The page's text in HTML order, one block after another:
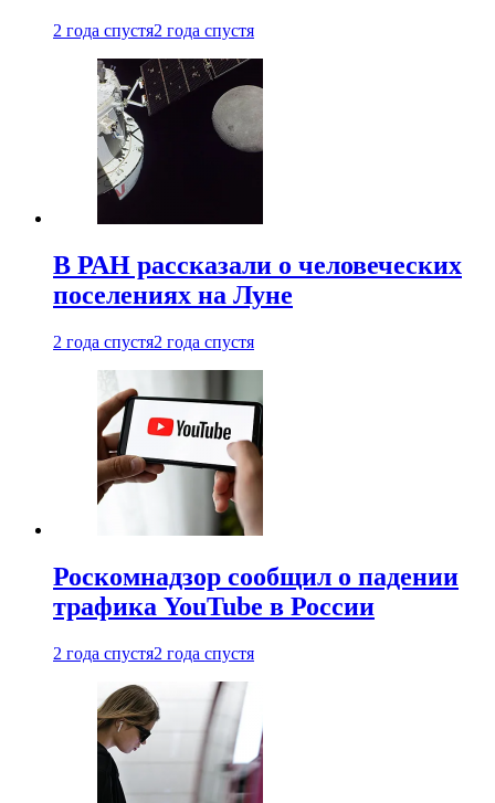
2 года спустя2 года спустя
В РАН рассказали о человеческих
поселениях на Луне
2 года спустя2 года спустя
Роскомнадзор сообщил о падении
трафика YouTube в России
2 года спустя2 года спустя